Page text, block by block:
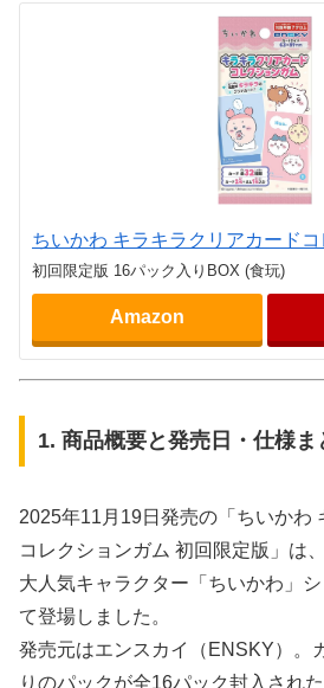
ちいかわ キラキラクリアカード
初回限定版 16パック入りBOX (食玩)
Amazon
1. 商品概要と発売日・仕様ま
2025年11月19日発売の「ちいかわ
コレクションガム 初回限定版」は、
大人気キャラクター「ちいかわ」
て登場しました。
発売元はエンスカイ（ENSKY）。
りのパックが全16パック封入され